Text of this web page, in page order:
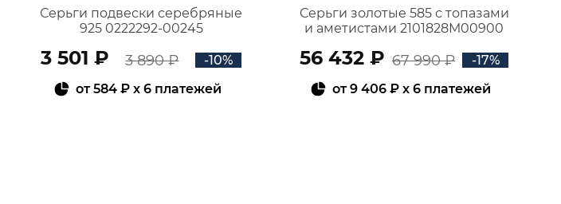
Серьги подвески серебряные
925 0222292-00245
3 501 ₽ 3 890 ₽
-10%
от584 ₽ x 6 платежей
Серьги золотые 585 с топазами
и аметистами 2101828М00900
56 432 ₽ 67 990 ₽
-17%
от9 406 ₽ x 6 платежей